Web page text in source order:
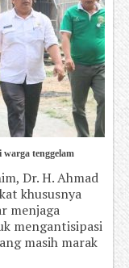
tenggelam
Dr. H. Ahmad
khususnya
menjaga
mengantisipasi
masih marak